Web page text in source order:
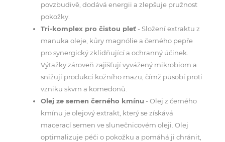
povzbudivě, dodává energii a zlepšuje pružnost
pokožky.
Tri-komplex pro čistou pleť- Složení extraktu z
manuka oleje, kůry magnólie a černého pepře
pro synergický zklidňující a ochranný účinek.
Výtažky zároveň zajišťují vyvážený mikrobiom a
snižují produkci kožního mazu, čímž působí proti
vzniku skvrn a komedonů.
Olej ze semen černého kmínu - Olej z černého
kmínu je olejový extrakt, který se získává
macerací semen ve slunečnicovém oleji. Olej
optimalizuje péči o pokožku a pomáhá ji chránit,